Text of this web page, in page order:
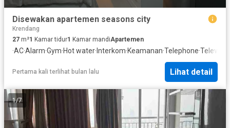
Disewakan apartemen seasons city
Krendang
27 m²1 Kamar tidur1 Kamar mandiApartemen
·AC·Alarm·Gym·Hot water· Interkom·Keamanan·Telephone·Televisi
Pertama kali terlihat bulan lalu Lihat detail
1/7